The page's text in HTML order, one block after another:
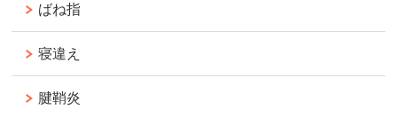
ばね指
寝違え
腱鞘炎